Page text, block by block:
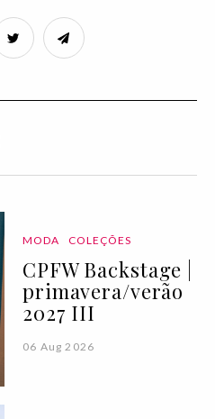
MODA COLEÇÕES
CPFW Backstage |
primavera/verão
2027 III
06 Aug 2026